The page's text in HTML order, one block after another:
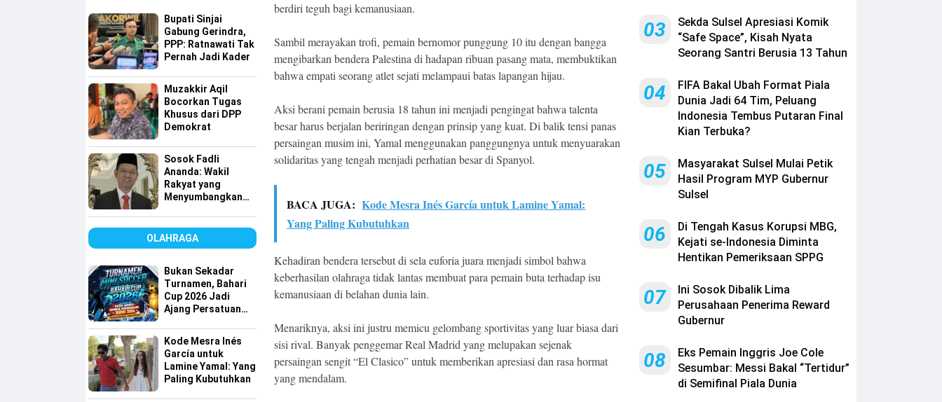
Bupati Sinjai
Gabung Gerindra,
PPP: Ratnawati Tak
Pernah Jadi Kader
Muzakkir Aqil
Bocorkan Tugas
Khusus dari DPP
Demokrat
Sosok Fadli
Ananda: Wakil
Rakyat yang
Menyumbangkan
Kurang Mampu
OLAHRAGA
Bukan Sekadar
Turnamen, Bahari
Cup 2026 Jadi
Ajang Persatuan
Sinjai
Kode Mesra Inés
García untuk
Lamine Yamal: Yang
Paling Kubutuhkan
berdiri teguh bagi kemanusiaan.
Sambil merayakan trofi, pemain bernomor punggung 10 itu dengan bangga
mengibarkan bendera Palestina di hadapan ribuan pasang mata, membuktikan
bahwa empati seorang atlet sejati melampaui batas lapangan hijau.
Aksi berani pemain berusia 18 tahun ini menjadi pengingat bahwa talenta
besar harus berjalan beriringan dengan prinsip yang kuat. Di balik tensi panas
persaingan musim ini, Yamal menggunakan panggungnya untuk menyuarakan
solidaritas yang tengah menjadi perhatian besar di Spanyol.
BACA JUGA: Kode Mesra Inés García untuk Lamine Yamal:
Yang Paling Kubutuhkan
Kehadiran bendera tersebut di sela euforia juara menjadi simbol bahwa
keberhasilan olahraga tidak lantas membuat para pemain buta terhadap isu
kemanusiaan di belahan dunia lain.
Menariknya, aksi ini justru memicu gelombang sportivitas yang luar biasa dari
sisi rival. Banyak penggemar Real Madrid yang melupakan sejenak
persaingan sengit “El Clasico” untuk memberikan apresiasi dan rasa hormat
yang mendalam.
03
Sekda Sulsel Apresiasi Komik
“Safe Space”, Kisah Nyata
Seorang Santri Berusia 13 Tahun
04
FIFA Bakal Ubah Format Piala
Dunia Jadi 64 Tim, Peluang
Indonesia Tembus Putaran Final
Kian Terbuka?
05
Masyarakat Sulsel Mulai Petik
Hasil Program MYP Gubernur
Sulsel
06
Di Tengah Kasus Korupsi MBG,
Kejati se-Indonesia Diminta
Hentikan Pemeriksaan SPPG
07
Ini Sosok Dibalik Lima
Perusahaan Penerima Reward
Gubernur
08
Eks Pemain Inggris Joe Cole
Sesumbar: Messi Bakal “Tertidur”
di Semifinal Piala Dunia